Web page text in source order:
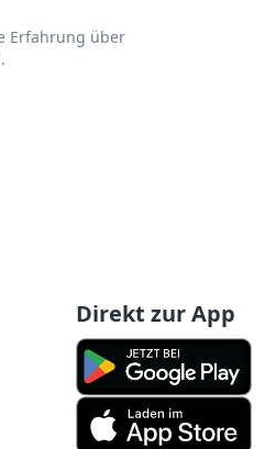
Erfahrung über
Direkt zur App